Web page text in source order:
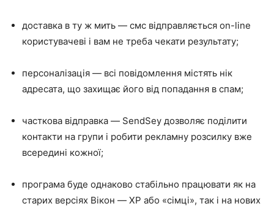
доставка в ту ж мить — смс відправляється on-line
користувачеві і вам не треба чекати результату;
персоналізація — всі повідомлення містять нік
адресата, що захищає його від попадання в спам;
часткова відправка — SendSey дозволяє поділити
контакти на групи і робити рекламну розсилку вже
всередині кожної;
програма буде однаково стабільно працювати як на
старих версіях Вікон — XP або «сімці», так і на нових